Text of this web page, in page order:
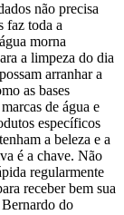
não precisa
faz toda a
morna
a limpeza do dia
arranhar a
as bases
de água e
específicos
a beleza e a
é a chave. Não
regularmente
receber bem sua
do